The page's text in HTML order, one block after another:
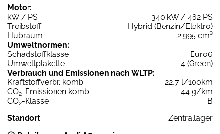
Motor:
kW / PS
340 kW / 462 PS
Treibstoff
Hybrid (Benzin/Elektro)
Hubraum
2.995 cm³
Umweltnormen:
Schadstoffklasse
Euro6
Umweltplakette
4 (Green)
Verbrauch und Emissionen nach WLTP:
Kraftstoffverbr. komb.
22,7 l/100km
CO2-Emissionen komb.
44 g/km
CO2-Klasse
B
Standort
Zentrallager